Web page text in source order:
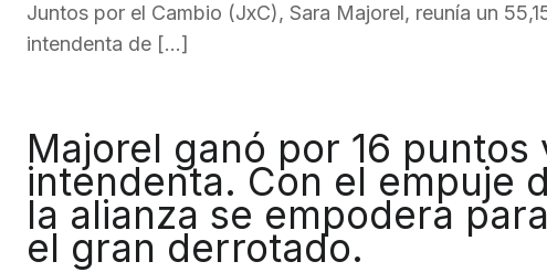
Juntos por el Cambio (JxC), Sara Majorel, reunía un
intendenta de […]
Majorel ganó por 16 puntos
intendenta. Con el empuje
la alianza se empodera
el gran derrotado.